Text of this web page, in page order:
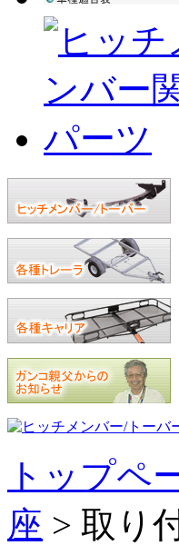
トップペ
座 > 取り